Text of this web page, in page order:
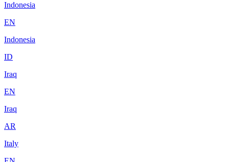
Indonesia
EN
Indonesia
ID
Iraq
EN
Iraq
AR
Italy